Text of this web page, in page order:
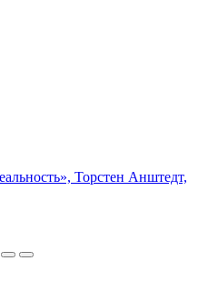
Торстен Анштедт,